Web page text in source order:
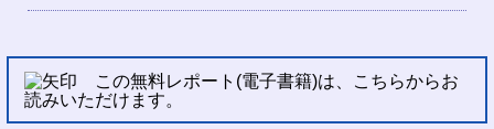
この無料レポート(電子書籍)は、こちらからお
読みいただけます。